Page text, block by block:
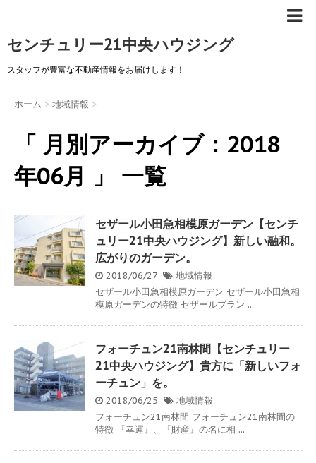
センチュリー21中央ハウジング
スタッフが豊富な不動産情報をお届けします！
ホーム > 地域情報 >
「 月別アーカイブ：2018
年06月 」 一覧
セザール小田急相模原ガーデン【センチ
ュリー21中央ハウジング】新しい融和。
広がりのガーデン。
2018/06/27
地域情報
セザール小田急相模原ガーデン セザール小田急相
模原ガーデンの特徴 セザールブラン ...
フォーチュン21南林間【センチュリー
21中央ハウジング】貴方に「新しいフォ
ーチュン」を。
2018/06/25
地域情報
フォーチュン21南林間 フォーチュン21南林間の
特徴 『幸運』、『財産』の名に相 ...